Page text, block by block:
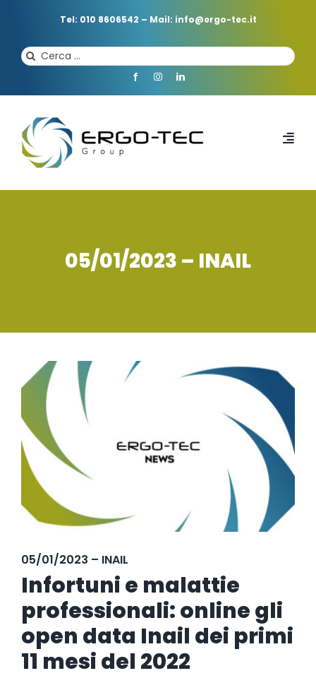
Tel: 010 8606542 – Mail: info@ergo-tec.it
Cerca
per:
HOME
SERVIZI
FORMAZIONE
NEWS
EVENTI NOVITÀ
CONTATTI
05/01/2023 – INAIL
Ingrandisci
immagine
05/01/2023 – INAIL
Infortuni e malattie
professionali: online gli
open data Inail dei primi
11 mesi del 2022